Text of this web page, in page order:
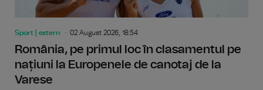
Sport | extern 02 August 2026, 18:54
România, pe primul loc în clasamentul pe
națiuni la Europenele de canotaj de la
Varese